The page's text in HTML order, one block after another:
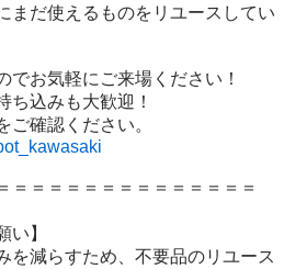
まだ使えるものをリユースしてい
でお気軽にご来場ください！
ち込みも大歓迎！
＝＝＝＝＝＝＝＝＝＝＝＝＝＝
い】
を減らすため、不要品のリユース